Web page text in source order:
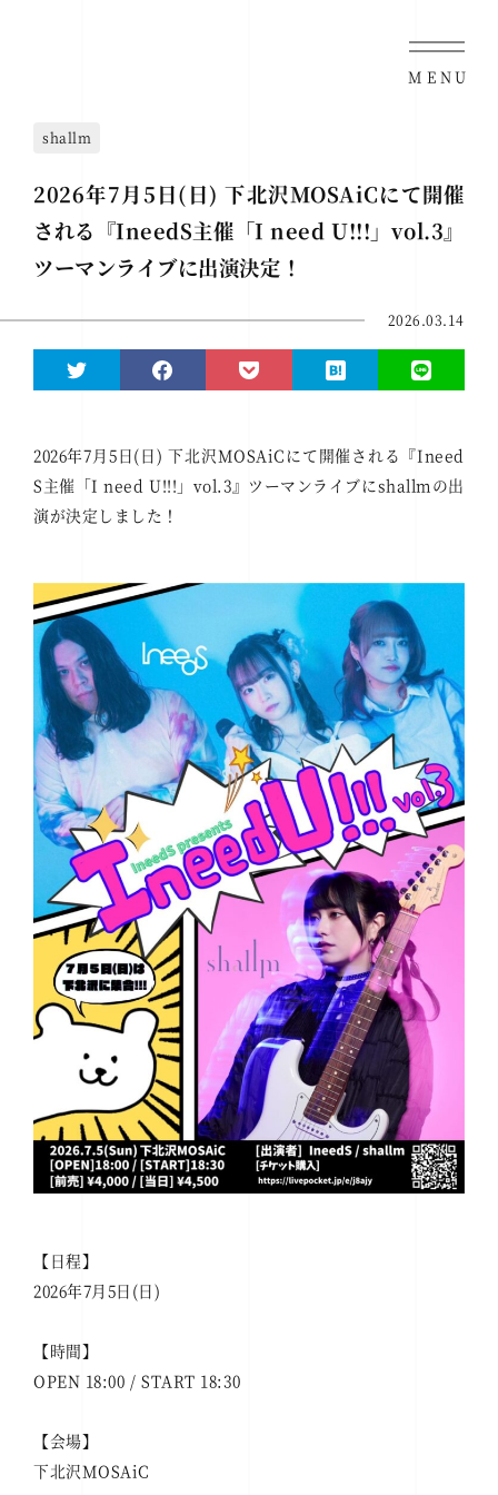
MENU
shallm
2026年7月5日(日) 下北沢MOSAiCにて開催
される『IneedS主催「I need U!!!」vol.3』
ツーマンライブに出演決定！
2026.03.14
2026年7月5日(日) 下北沢MOSAiCにて開催される『Ineed
S主催「I need U!!!」vol.3』ツーマンライブにshallmの出
演が決定しました！
【日程】
2026年7月5日(日)
【時間】
OPEN 18:00 / START 18:30
【会場】
下北沢MOSAiC